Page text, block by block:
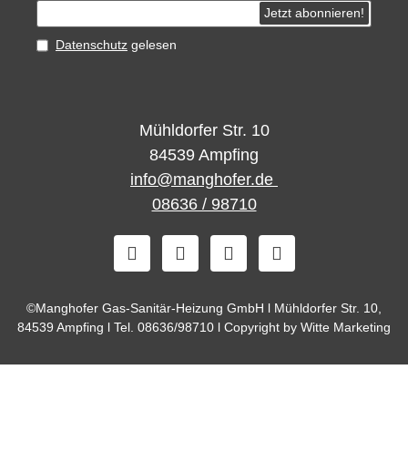
Datenschutz gelesen
Mühldorfer Str. 10
84539 Ampfing
info@manghofer.de
08636 / 98710
©Manghofer Gas-Sanitär-Heizung GmbH l Mühldorfer Str. 10,
84539 Ampfing l Tel. 08636/98710 l Copyright by Witte Marketing